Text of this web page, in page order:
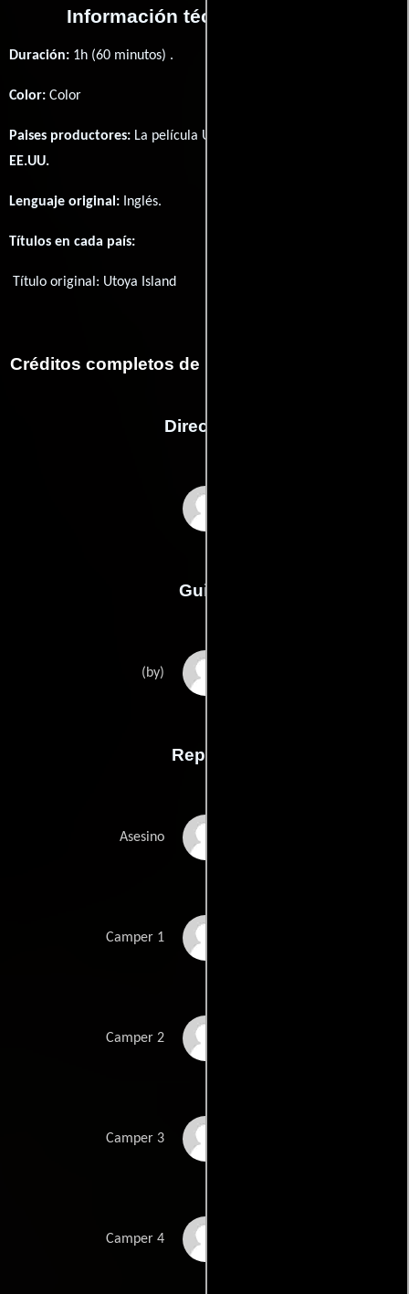
Información técnica y general
Duración: 1h (60 minutos) .
Color: Color
Paises productores: La película Utoya Island fué producida en
EE.UU.
Lenguaje original: Inglés.
Títulos en cada país:
Título original: Utoya Island
Créditos completos de la película Utoya Island
Dirección
Guión
(by)
Reparto
Asesino
Camper 1
Camper 2
Camper 3
Camper 4